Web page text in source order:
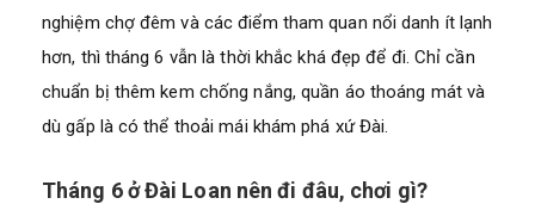
nghiệm chợ đêm và các điểm tham quan nổi danh ít lạnh
hơn, thì tháng 6 vẫn là thời khắc khá đẹp để đi. Chỉ cần
chuẩn bị thêm kem chống nắng, quần áo thoáng mát và
dù gấp là có thể thoải mái khám phá xứ Đài.
Tháng 6 ở Đài Loan nên đi đâu, chơi gì?